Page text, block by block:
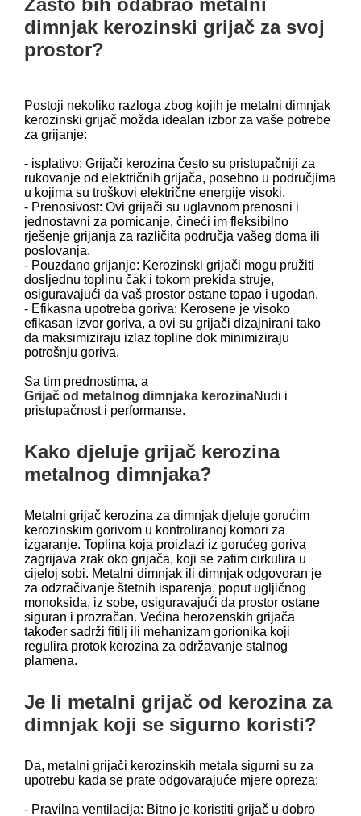
Zašto bih odabrao metalni
dimnjak kerozinski grijač za svoj
prostor?
Postoji nekoliko razloga zbog kojih je metalni dimnjak
kerozinski grijač možda idealan izbor za vaše potrebe
za grijanje:
- isplativo: Grijači kerozina često su pristupačniji za
rukovanje od električnih grijača, posebno u područjima
u kojima su troškovi električne energije visoki.
- Prenosivost: Ovi grijači su uglavnom prenosni i
jednostavni za pomicanje, čineći im fleksibilno
rješenje grijanja za različita područja vašeg doma ili
poslovanja.
- Pouzdano grijanje: Kerozinski grijači mogu pružiti
dosljednu toplinu čak i tokom prekida struje,
osiguravajući da vaš prostor ostane topao i ugodan.
- Efikasna upotreba goriva: Kerosene je visoko
efikasan izvor goriva, a ovi su grijači dizajnirani tako
da maksimiziraju izlaz topline dok minimiziraju
potrošnju goriva.
Sa tim prednostima, a
Grijač od metalnog dimnjaka kerozinaNudi i
pristupačnost i performanse.
Kako djeluje grijač kerozina
metalnog dimnjaka?
Metalni grijač kerozina za dimnjak djeluje gorućim
kerozinskim gorivom u kontroliranoj komori za
izgaranje. Toplina koja proizlazi iz gorućeg goriva
zagrijava zrak oko grijača, koji se zatim cirkulira u
cijeloj sobi. Metalni dimnjak ili dimnjak odgovoran je
za odzračivanje štetnih isparenja, poput ugljičnog
monoksida, iz sobe, osiguravajući da prostor ostane
siguran i prozračan. Većina herozenskih grijača
također sadrži fitilj ili mehanizam gorionika koji
regulira protok kerozina za održavanje stalnog
plamena.
Je li metalni grijač od kerozina za
dimnjak koji se sigurno koristi?
Da, metalni grijači kerozinskih metala sigurni su za
upotrebu kada se prate odgovarajuće mjere opreza:
- Pravilna ventilacija: Bitno je koristiti grijač u dobro